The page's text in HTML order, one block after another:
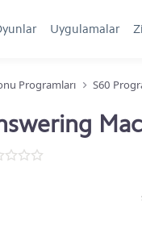
Uygulamalar
Programları S60